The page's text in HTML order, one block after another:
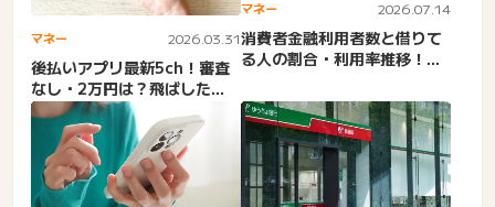
マネー 2026.03.31
後払いアプリ最新5ch！審査
なし・2万円は？飛ばした
ら？ピエロ・セルペイなど
マネー 2026.07.14
消費者金融利用者数と借りて
る人の割合・利用率推移！プ
金・...